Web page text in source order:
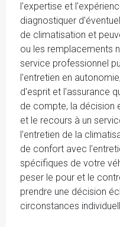
l'expertise et
diagnostiquer
de climatisation et
ou les remplacements
service professionnel
l'entretien en
d'esprit et l'assurance
de compte, la décision
et le recours à un
l'entretien de la
de confort avec
spécifiques de votre
peser le pour et le
prendre une décision
circonstances